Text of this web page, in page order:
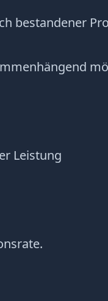
bestandener
Leistung